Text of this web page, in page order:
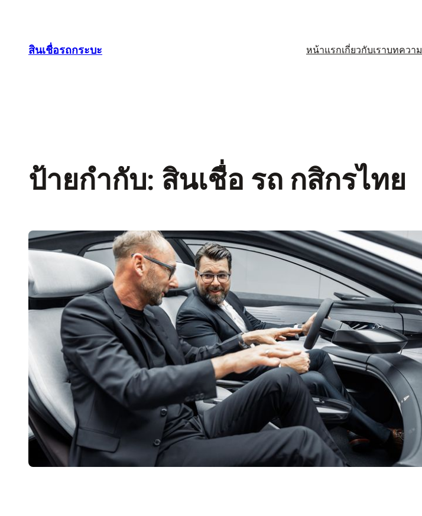
สินเชื่อรถกระบะ หน้าแรกเกี่ยวกับเราบทความ
ป้ายกำกับ: สินเชื่อ รถ กสิกรไทย